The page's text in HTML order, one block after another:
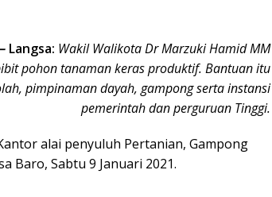
– Langsa: Wakil Walikota Dr Marzuki Hamid MM
pohon tanaman keras produktif. Bantuan itu
pimpinaman dayah, gampong serta instansi
pemerintah dan perguruan Tinggi.
alai penyuluh Pertanian, Gampong
Baro, Sabtu 9 Januari 2021.